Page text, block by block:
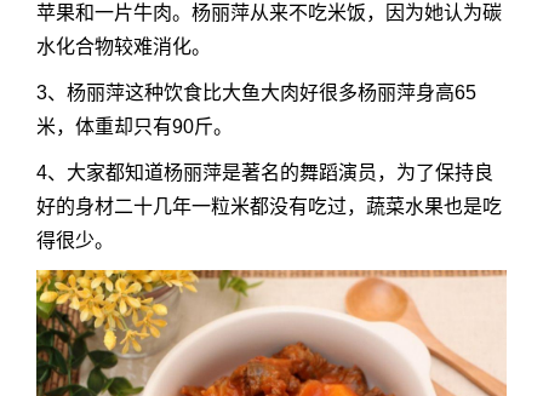
苹果和一片牛肉。杨丽萍从来不吃米饭，因为她认为碳
水化合物较难消化。
3、杨丽萍这种饮食比大鱼大肉好很多杨丽萍身高65
米，体重却只有90斤。
4、大家都知道杨丽萍是著名的舞蹈演员，为了保持良
好的身材二十几年一粒米都没有吃过，蔬菜水果也是吃
得很少。